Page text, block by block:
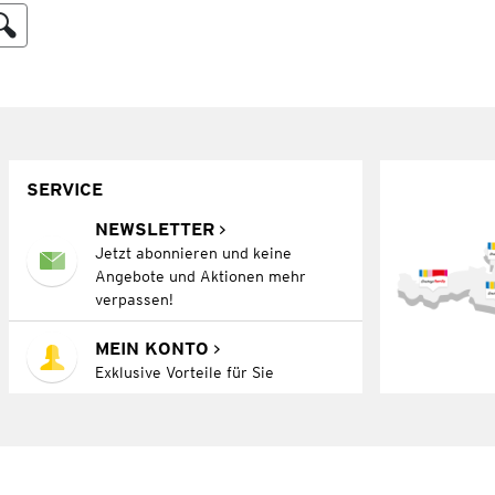
SERVICE
NEWSLETTER
Jetzt abonnieren und keine
Angebote und Aktionen mehr
verpassen!
MEIN KONTO
Exklusive Vorteile für Sie